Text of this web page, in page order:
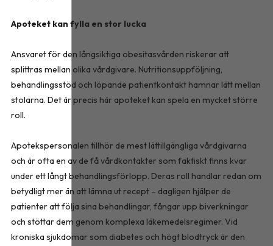
Apoteket kan fylla en stor lucka
Ansvaret för den långsiktiga obesitasvården riskerar att
splittras mellan olika vårdgivare. Nutritionsuppföljning,
behandlingsstöd och löpande patientkontakt hamnar lätt mellan
stolarna. Det är precis här apoteket kan spela en mycket större
roll.
Apotekspersonalen tillhör de mest lättillgängliga vårdgivarna
och är ofta en av de få vårdkontakter som faktiskt finns kvar
under ett långt behandlingsförlopp. Deras roll handlar redan om
betydligt mer än att lämna ut recept – dagligen hjälper de
patienter att följa sina behandlingar, fångar upp biverkningar
och stöttar dem genom komplexa läkemedelsregimer. Vid
kroniska sjukdomar som diabetes och högt blodtryck är den